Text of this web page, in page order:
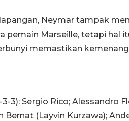
Neymar tampak
pemain Marseille, tetapi hal
memastikan
3-3): Sergio Rico; Alessandro
Bernat (Layvin Kurzawa);